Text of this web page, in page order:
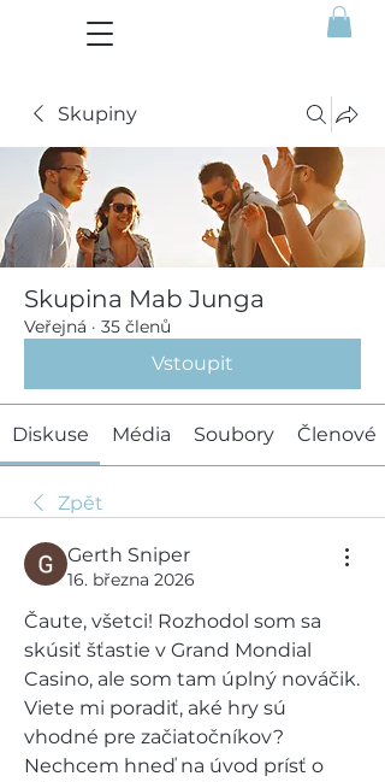
Skupiny
Skupina Mab Junga
Veřejná · 35 členů
Vstoupit
Diskuse Média Soubory Členové
Zpět
Gerth Sniper
16. března 2026
Čaute, všetci! Rozhodol som sa
skúsiť šťastie v Grand Mondial
Casino, ale som tam úplný nováčik.
Viete mi poradiť, aké hry sú
vhodné pre začiatočníkov?
Nechcem hneď na úvod prísť o